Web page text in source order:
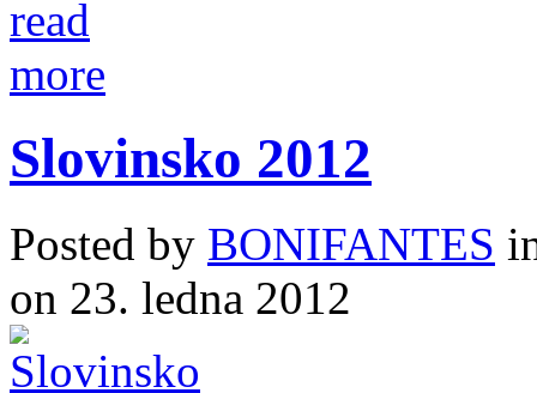
Slovinsko 2012
Posted by BONIFANTES
on 23. ledna 2012